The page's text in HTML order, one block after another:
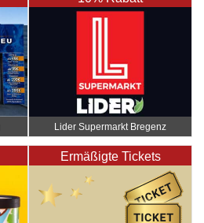
Lider Supermarkt Bregenz
Ermäßigte Tickets